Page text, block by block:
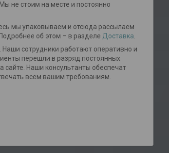
не стоим на месте и постоянно
мы упаковываем и отсюда рассылаем
об этом – в разделе Доставка
сотрудники работают оперативно и
перешли в разряд постоянных
сайте. Наши консультанты обеспечат
всем вашим требованиям.